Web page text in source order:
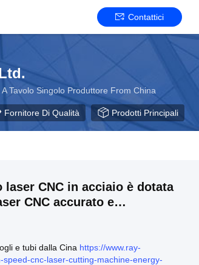
Contattici
Tavolo Singolo Produttore From China
Fornitore Di Qualità Prodotti Principali
CNC in acciaio è dotata
CNC accurato e
e tubi dalla Cina https://www.ray-
cnc-laser-cutting-machine-energy-